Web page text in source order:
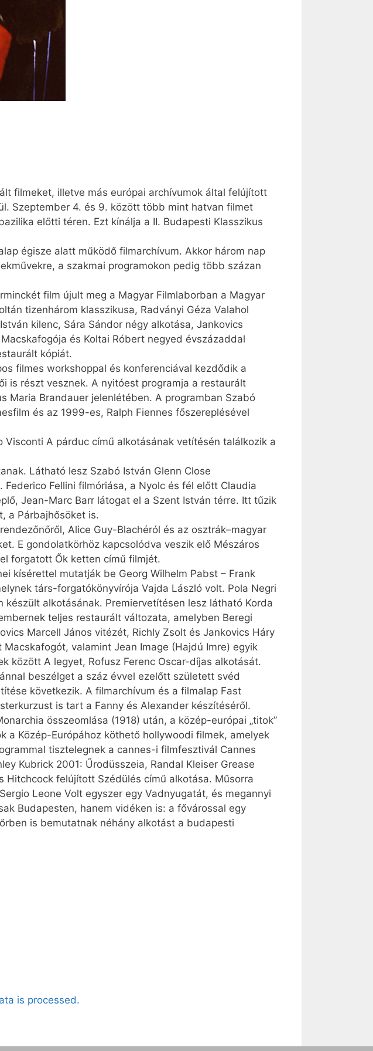
filmeket, illetve más európai archívumok által felújított
Szeptember 4. és 9. között több mint hatvan filmet
előtti téren. Ezt kínálja a II. Budapesti Klasszikus
égisze alatt működő filmarchívum. Akkor három nap
a szakmai programokon pedig több százan
film újult meg a Magyar Filmlaborban a Magyar
tizenhárom klasszikusa, Radványi Géza Valahol
kilenc, Sára Sándor négy alkotása, Jankovics
és Koltai Róbert negyed évszázaddal
kópiát.
filmes workshoppal és konferenciával kezdődik a
is részt vesznek. A nyitóest programja a restaurált
Maria Brandauer jelenlétében. A programban Szabó
és az 1999-es, Ralph Fiennes főszereplésével
A párduc című alkotásának vetítésén találkozik a
Látható lesz Szabó István Glenn Close
Fellini filmóriása, a Nyolc és fél előtt Claudia
Jean-Marc Barr látogat el a Szent István térre. Itt tűzik
a Párbajhősöket is.
Alice Guy-Blachéról és az osztrák–magyar
E gondolatkörhöz kapcsolódva veszik elő Mészáros
forgatott Ők ketten című filmjét.
kísérettel mutatják be Georg Wilhelm Pabst – Frank
társ-forgatókönyvírója Vajda László volt. Pola Negri
alkotásának. Premiervetítésen lesz látható Korda
teljes restaurált változata, amelyben Beregi
Marcell János vitézét, Richly Zsolt és Jankovics Háry
valamint Jean Image (Hajdú Imre) egyik
között A legyet, Rofusz Ferenc Oscar-díjas alkotását.
beszélget a száz évvel ezelőtt született svéd
következik. A filmarchívum és a filmalap Fast
is tart a Fanny és Alexander készítéséről.
összeomlása (1918) után, a közép-európai „titok”
a Közép-Európához köthető hollywoodi filmek, amelyek
tisztelegnek a cannes-i filmfesztivál Cannes
Kubrick 2001: Űrodüsszeia, Randal Kleiser Grease
Hitchcock felújított Szédülés című alkotása. Műsorra
Leone Volt egyszer egy Vadnyugatát, és megannyi
Budapesten, hanem vidéken is: a fővárossal egy
is bemutatnak néhány alkotást a budapesti
is processed.